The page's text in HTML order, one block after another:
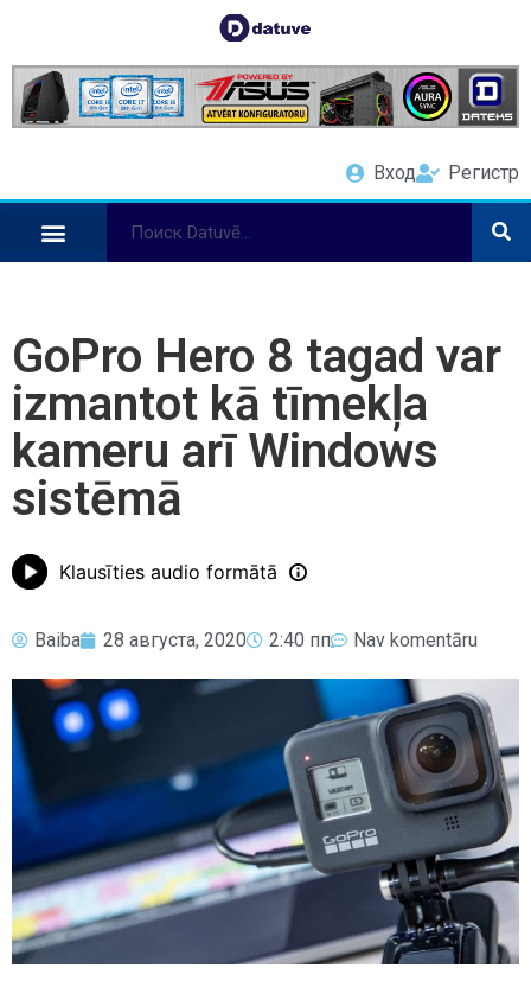
Вход Регистр
GoPro Hero 8 tagad var
izmantot kā tīmekļa
kameru arī Windows
sistēmā
Klausīties audio formātā
Baiba 28 августа, 2020 2:40 пп Nav komentāru